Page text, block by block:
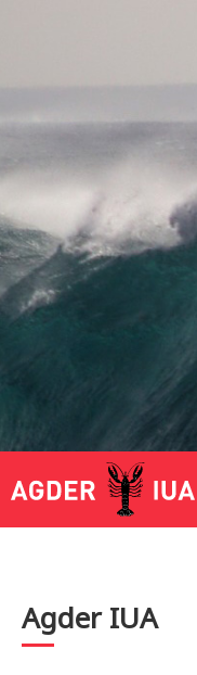
Agder IUA